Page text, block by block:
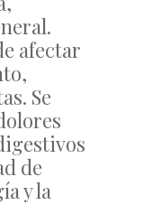
afectar
Se
de
y la